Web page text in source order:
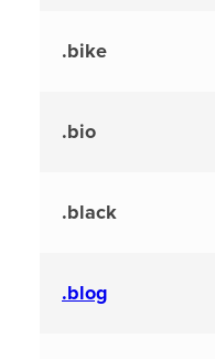
.bike
.bio
.black
.blog